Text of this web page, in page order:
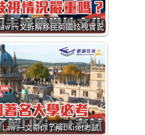
一文拆解移民英國歧視實況
Law 一文帶你了解UKiset考試